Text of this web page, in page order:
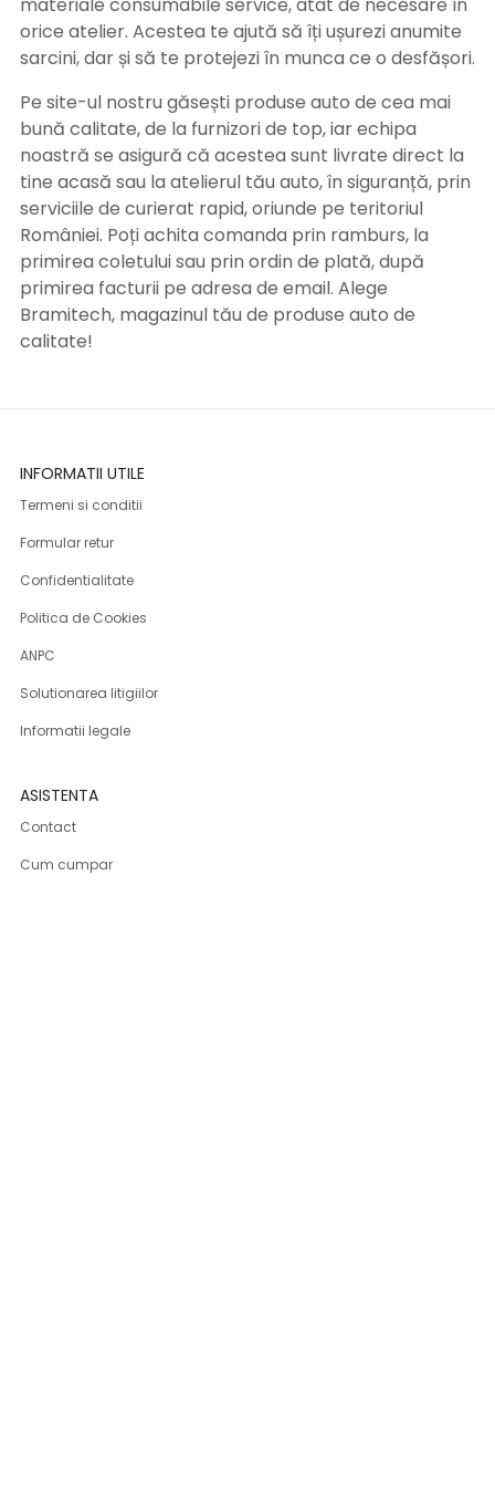
orice atelier. Acestea te ajută să îți ușurezi anumite
sarcini, dar și să te protejezi în munca ce o desfășori.
Pe site-ul nostru găsești produse auto de cea mai
bună calitate, de la furnizori de top, iar echipa
noastră se asigură că acestea sunt livrate direct la
tine acasă sau la atelierul tău auto, în siguranță, prin
serviciile de curierat rapid, oriunde pe teritoriul
României. Poți achita comanda prin ramburs, la
primirea coletului sau prin ordin de plată, după
primirea facturii pe adresa de email. Alege
Bramitech, magazinul tău de produse auto de
calitate!
INFORMATII UTILE
Termeni si conditii
Formular retur
Confidentialitate
Politica de Cookies
ANPC
Solutionarea litigiilor
Informatii legale
ASISTENTA
Contact
Cum cumpar